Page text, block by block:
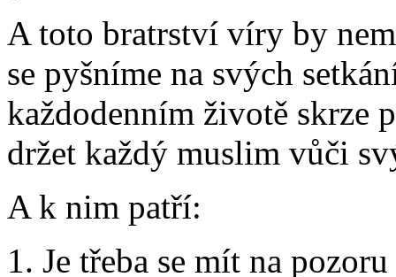
A toto bratrství víry by
se pyšníme na svých
každodenním životě skrze
držet každý muslim vůči
A k nim patří:
Je třeba se mít na